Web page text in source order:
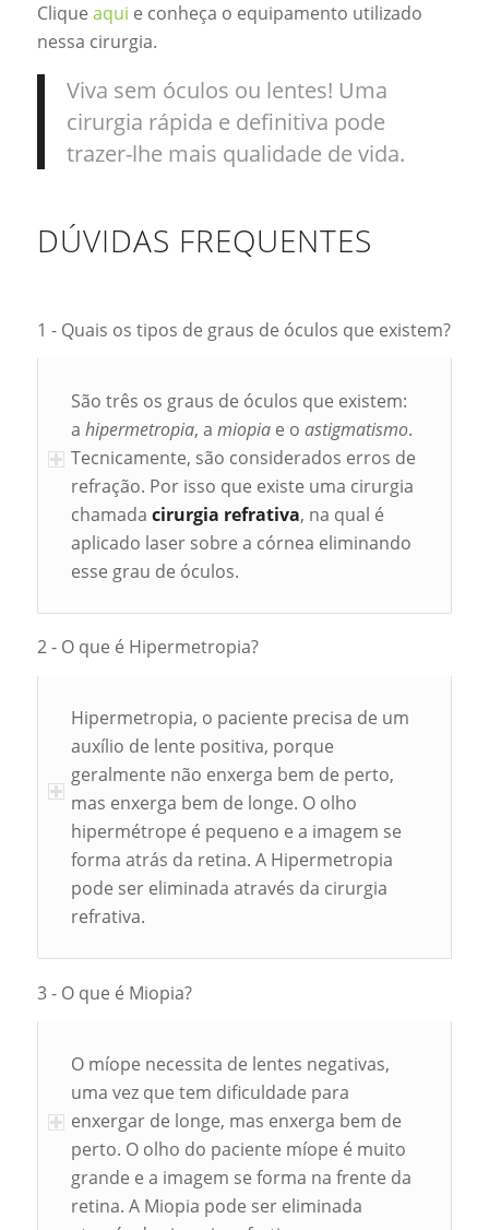
Clique aqui e conheça o equipamento utilizado
nessa cirurgia.
Viva sem óculos ou lentes! Uma
cirurgia rápida e definitiva pode
trazer-lhe mais qualidade de vida.
DÚVIDAS FREQUENTES
1 - Quais os tipos de graus de óculos que existem?
São três os graus de óculos que existem:
a hipermetropia, a miopiae o astigmatismo.
Tecnicamente, são considerados erros de
refração. Por isso que existe uma cirurgia
chamada cirurgia refrativa, na qual é
aplicado laser sobre a córnea eliminando
esse grau de óculos.
2 - O que é Hipermetropia?
Hipermetropia, o paciente precisa de um
auxílio de lente positiva, porque
geralmente não enxerga bem de perto,
mas enxerga bem de longe. O olho
hipermétrope é pequeno e a imagem se
forma atrás da retina. A Hipermetropia
pode ser eliminada através da cirurgia
refrativa.
3 - O que é Miopia?
O míope necessita de lentes negativas,
uma vez que tem dificuldade para
enxergar de longe, mas enxerga bem de
perto. O olho do paciente míope é muito
grande e a imagem se forma na frente da
retina. A Miopia pode ser eliminada